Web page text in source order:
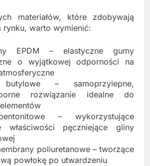
materiałów, które zdobywają
rynku, warto wymienić:
EPDM – elastyczne gumy
o wyjątkowej odporności na
– samoprzylepne,
rozwiązanie idealne do
– wykorzystujące
właściwości pęczniejące gliny
poliuretanowe – tworzące
powłokę po utwardzeniu